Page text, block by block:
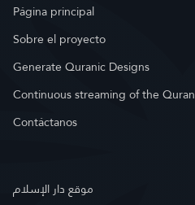
Página principal
Sobre el proyecto
Generate Quranic Designs
Continuous streaming of the Quran
Contáctanos
موقع دار الإسلام